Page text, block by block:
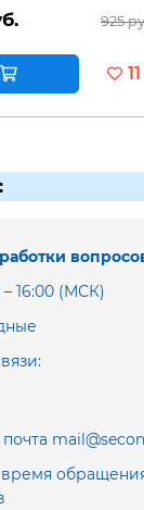
925
11
– 16:00 (МСК)